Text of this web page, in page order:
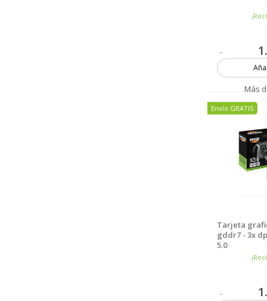
Más
Tarjeta
gddr7 - 3x
5.0
Envío GRATIS